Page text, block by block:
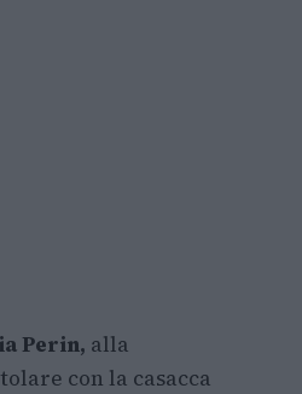
Perin, alla
con la casacca